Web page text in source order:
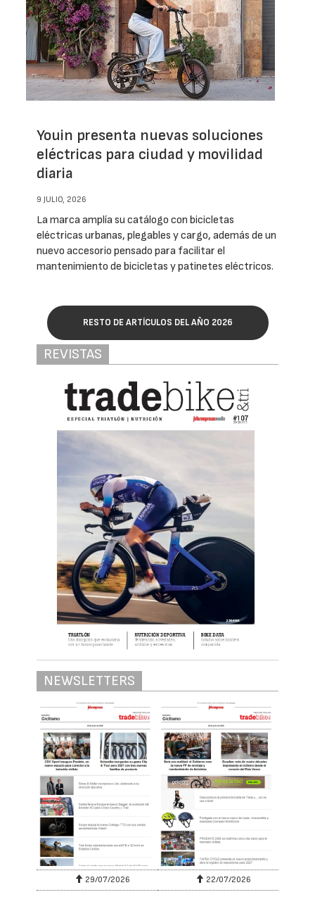
Youin presenta nuevas soluciones
eléctricas para ciudad y movilidad
diaria
9 JULIO, 2026
La marca amplía su catálogo con bicicletas
eléctricas urbanas, plegables y cargo, además de un
nuevo accesorio pensado para facilitar el
mantenimiento de bicicletas y patinetes eléctricos.
RESTO DE ARTÍCULOS DEL AÑO 2026
REVISTAS
NEWSLETTERS
29/07/2026 22/07/2026